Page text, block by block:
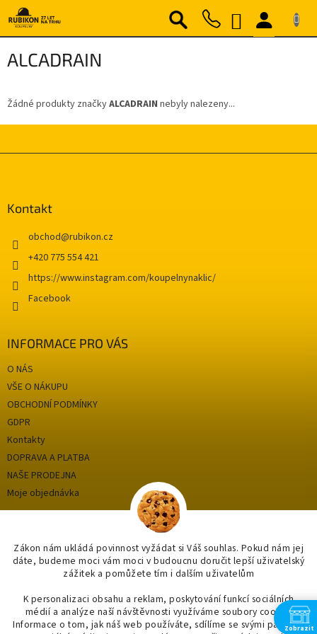
Zákon nám ukládá povinnost vyžádat si Váš souhlas. Pokud nám jej
dáte, budeme moci vám moci v budoucnu doručit lepší uživatelský
zážitek a pomůžete tím i dalším uživatelům
K personalizaci obsahu a reklam, poskytování funkcí sociálních
médií a analýze naší návštěvnosti využíváme soubory cookie.
Informace o tom, jak náš web používáte, sdílíme se svými partnery
Přejít
na
obsah
NÁKUPNÍ
KOŠÍK
ALCADRAIN
Žádné produkty značkyALCADRAIN nebyly nalezeny...
Kontakt
obchod@rubikon.cz
+420 775 554 421
Facebook
https://www.instagram.com/koupelnynaklic/
INFORMACE PRO VÁS
O NÁS
VŠE O NÁKUPU
OBCHODNÍ PODMÍNKY
GDPR
Kontakty
DOPRAVA A PLATBA
NAŠE PRODEJNA
Moje objednávka
Kategorie
OUTLET až -75%
OBKLADY A DLAŽBY
KOUPELNY
Zobrazit